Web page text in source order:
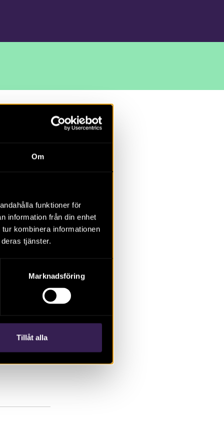
Om
funktioner för
information från din enhet
kombinera informationen
tjänster.
Marknadsföring
Tillåt alla